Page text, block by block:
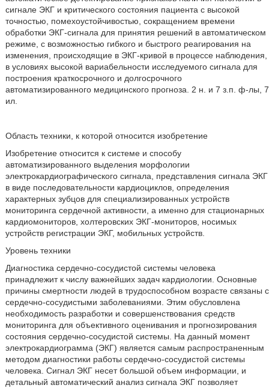
сигнале ЭКГ и критического состояния пациента с высокой
точностью, помехоустойчивостью, сокращением времени
обработки ЭКГ-сигнала для принятия решений в автоматическом
режиме, с возможностью гибкого и быстрого реагирования на
изменения, происходящие в ЭКГ-кривой в процессе наблюдения,
в условиях высокой вариабельности исследуемого сигнала для
построения краткосрочного и долгосрочного
автоматизированного медицинского прогноза. 2 н. и 7 з.п. ф-лы, 7
ил.
Область техники, к которой относится изобретение
Изобретение относится к системе и способу
автоматизированного выделения морфологии
электрокардиографического сигнала, представления сигнала ЭКГ
в виде последовательности кардиоциклов, определения
характерных зубцов для специализированных устройств
мониторинга сердечной активности, а именно для стационарных
кардиомониторов, холтеровских ЭКГ-мониторов, носимых
устройств регистрации ЭКГ, мобильных устройств.
Уровень техники
Диагностика сердечно-сосудистой системы человека
принадлежит к числу важнейших задач кардиологии. Основные
причины смертности людей в трудоспособном возрасте связаны с
сердечно-сосудистыми заболеваниями. Этим обусловлена
необходимость разработки и совершенствования средств
мониторинга для объективного оценивания и прогнозирования
состояния сердечно-сосудистой системы. На данный момент
электрокардиограмма (ЭКГ) является самым распространенным
методом диагностики работы сердечно-сосудистой системы
человека. Сигнал ЭКГ несет большой объем информации, и
детальный автоматический анализ сигнала ЭКГ позволяет